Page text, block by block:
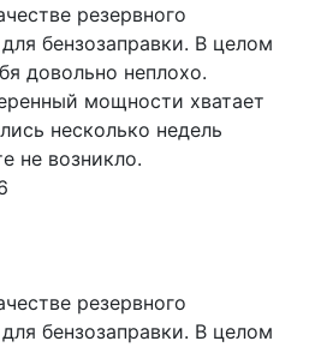
резервного
бензозаправки. В целом
довольно неплохо.
мощности хватает
несколько недель
не возникло.
резервного
бензозаправки. В целом